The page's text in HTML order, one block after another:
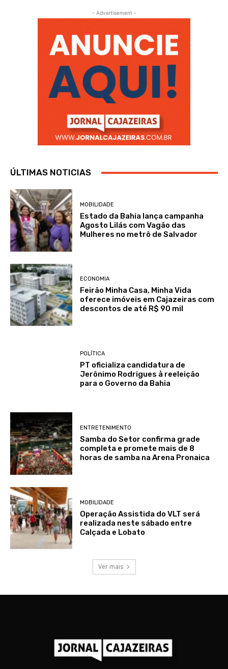
- Advertisement -
ÚLTIMAS NOTICIAS
MOBILIDADE
Estado da Bahia lança campanha
Agosto Lilás com Vagão das
Mulheres no metrô de Salvador
ECONOMIA
Feirão Minha Casa, Minha Vida
oferece imóveis em Cajazeiras com
descontos de até R$ 90 mil
POLÍTICA
PT oficializa candidatura de
Jerônimo Rodrigues à reeleição
para o Governo da Bahia
ENTRETENIMENTO
Samba do Setor confirma grade
completa e promete mais de 8
horas de samba na Arena Pronaica
MOBILIDADE
Operação Assistida do VLT será
realizada neste sábado entre
Calçada e Lobato
Ver mais